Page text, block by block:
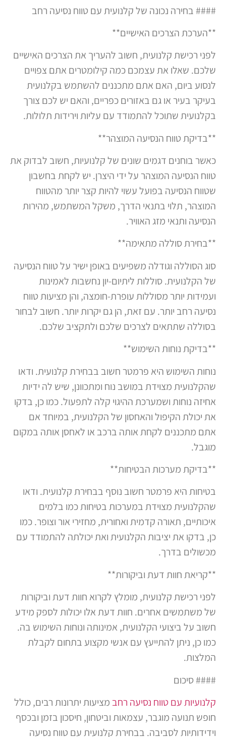
#### בחירה נכונה של קלנועית עם טווח נסיעה רחב
**הערכת הצרכים האישיים**
לפני רכישת קלנועית, חשוב להעריך את הצרכים האישיים
שלכם. שאלו את עצמכם כמה קילומטרים אתם צפויים
לנסוע ביום, האם אתם מתכננים להשתמש בקלנועית
בעיקר בעיר או גם באזורים כפריים, והאם יש לכם צורך
בקלנועית שתוכל להתמודד עם עליות וירידות תלולות.
**בדיקת טווח הנסיעה המוצהר**
כאשר בוחנים דגמים שונים של קלנועיות, חשוב לבדוק את
טווח הנסיעה המוצהר על ידי היצרן. יש לקחת בחשבון
שטווח הנסיעה בפועל עשוי להיות קצר יותר מהטווח
המוצהר, תלוי בתנאי הדרך, משקל המשתמש, מהירות
הנסיעה ותנאי מזג האוויר.
**בחירת סוללה מתאימה**
סוג הסוללה וגודלה משפיעים באופן ישיר על טווח הנסיעה
של הקלנועית. סוללות ליתיום-יון נחשבות לאמינות
ועמידות יותר מסוללות עופרת-חומצה, והן מציעות טווח
נסיעה רחב יותר. עם זאת, הן גם יקרות יותר. חשוב לבחור
בסוללה שתתאים לצרכים שלכם ולתקציב שלכם.
**בדיקת נוחות השימוש**
נוחות השימוש היא פרמטר חשוב בבחירת קלנועית. ודאו
שהקלנועית מצוידת במושב נוח ומתכוונן, שיש לה ידיות
אחיזה נוחות ושמערכת ההיגוי קלה לתפעול. כמו כן, בדקו
את יכולת הקיפול והאחסון של הקלנועית, במיוחד אם
אתם מתכננים לקחת אותה ברכב או לאחסן אותה במקום
מוגבל.
**בדיקת מערכות הבטיחות**
בטיחות היא פרמטר חשוב נוסף בבחירת קלנועית. ודאו
שהקלנועית מצוידת במערכות בטיחות כמו בלמים
איכותיים, תאורה קדמית ואחורית, מחזירי אור וצופר. כמו
כן, בדקו את יציבות הקלנועית ואת יכולתה להתמודד עם
מכשולים בדרך.
**קריאת חוות דעת וביקורות**
לפני רכישת קלנועית, מומלץ לקרוא חוות דעת וביקורות
של משתמשים אחרים. חוות דעת אלו יכולות לספק מידע
חשוב על ביצועי הקלנועית, אמינותה ונוחות השימוש בה.
כמו כן, ניתן להתייעץ עם אנשי מקצוע בתחום לקבלת
המלצות.
#### סיכום
קלנועיות עם טווח נסיעה רחבמציעות יתרונות רבים, כולל
חופש תנועה מוגבר, עצמאות וביטחון, חיסכון בזמן ובכסף
וידידותיות לסביבה. בבחירת קלנועית עם טווח נסיעה